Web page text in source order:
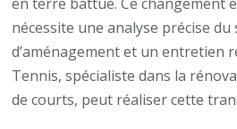
court
en
dur
en
nécessite une analyse précise du
d’aménagement et un entretien
Tennis, spécialiste dans la
de courts, peut réaliser cette